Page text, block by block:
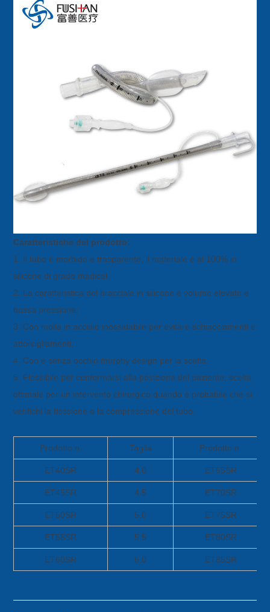
Caratteristiche del prodotto:
1. Il tubo è morbido e trasparente, il materiale è al 100% in
silicone di grado madical.
2. La caratteristica del bracciale in silicone è volume elevato e
bassa pressione;
3. Con molla in acciaio inossidabile per evitare schiacciamenti e
attorcigliamenti;
4. Con e senza occhio murphy design per la scelta.
5. Flessibile per conformarsi alla posizione del paziente; scelta
ottimale per un intervento chirurgico quando è probabile che si
verifichi la flessione o la compressione del tubo.
Prodotto n. Taglia Prodotto n.
ET40SR 4.0 ET65SR
ET45SR 4.5 ET70SR
ET50SR 5.0 ET75SR
ET55SR 5.5 ET80SR
ET60SR 6.0 ET85SR